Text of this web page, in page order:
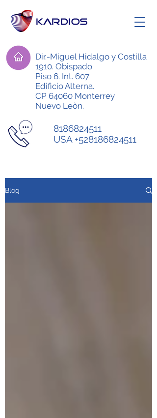
Dir.-Miguel Hidalgo y Costilla
1910. Obispado
Piso 6. Int. 607
Edificio Alterna.
CP 64060 Monterrey
Nuevo Leòn.
8186824511
USA +528186824511
Blog